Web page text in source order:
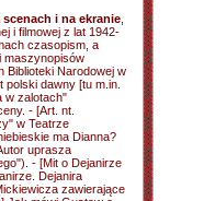
i na ekranie
i filmowej z lat 1942-
czasopism, a
maszynopisów
Biblioteki Narodowej w
polski dawny [tu m.in.
w zalotach"
- [Art. nt.
w Teatrze
ma Dianna?
uprasza
- [Mit o Dejanirze
Dejanira
zawierające